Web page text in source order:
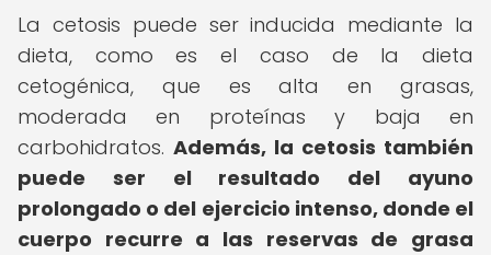
La cetosis puede ser inducida mediante la
dieta, como es el caso de la dieta
cetogénica, que es alta en grasas,
moderada en proteínas y baja en
carbohidratos. Además, la cetosis también
puede ser el resultado del ayuno
prolongado o del ejercicio intenso, donde el
cuerpo recurre a las reservas de grasa